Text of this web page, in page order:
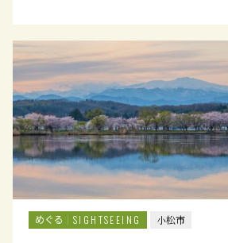
めぐる SIGHTSEEING 小松市